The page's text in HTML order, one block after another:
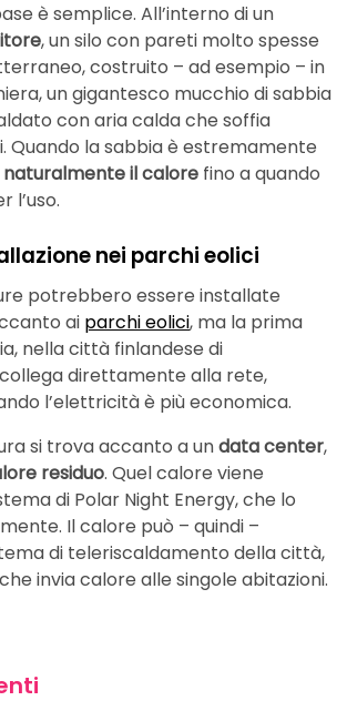
è semplice. All’interno di un
, un silo con pareti molto spesse
costruito – ad esempio – in
un gigantesco mucchio di sabbia
con aria calda che soffia
Quando la sabbia è estremamente
il calore fino a quando
l’uso.
nei parchi eolici
potrebbero essere installate
ai parchi eolici, ma la prima
nella città finlandese di
collega direttamente alla rete,
l’elettricità è più economica.
si trova accanto a undata center,
residuo. Quel calore viene
di Polar Night Energy, che lo
Il calore può – quindi –
di teleriscaldamento della città,
invia calore alle singole abitazioni.